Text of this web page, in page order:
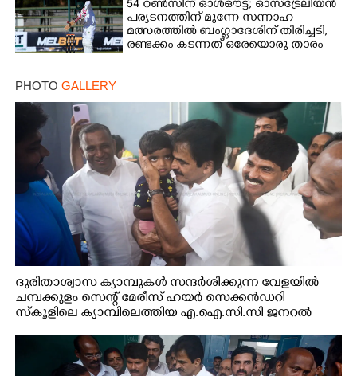
54 റൺസിന് ഓൾഔട്ട്; ഓസ്‌ട്രേലിയൻ
പര്യടനത്തിന് മുന്നേ സന്നാഹ
മത്സരത്തിൽ ബംഗ്ലാദേശിന് തിരിച്ചടി,
രണ്ടക്കം കടന്നത് ഒരേയൊരു താരം
PHOTO GALLERY
ദുരിതാശ്വാസ ക്യാമ്പുകൾ സന്ദർശിക്കുന്ന വേളയിൽ
ചമ്പക്കുളം സെന്റ് മേരീസ് ഹയർ സെക്കൻഡറി
സ്കൂളിലെ ക്യാമ്പിലെത്തിയ എ.ഐ.സി.സി ജനറൽ
സെക്രട്ടറി കെ.സി വേണുഗോപാൽ എം.പി കുരുന്നിനെ
എടുത്ത് ലാളിച്ചപ്പോൾ. സഹകരണ-എക്സൈസ്
വകുപ്പ് മന്ത്രി എം. ലിജു, കൃഷിവകുപ്പ് മന്ത്രി ടി. സിദ്ദിഖ്,